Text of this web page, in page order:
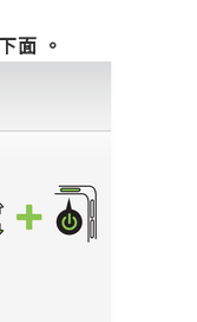
面 。